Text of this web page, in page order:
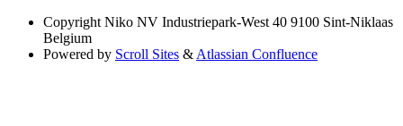
Copyright Niko NV Industriepark-West 40 9100 Sint-Niklaas
Belgium
Powered by Scroll Sites & Atlassian Confluence